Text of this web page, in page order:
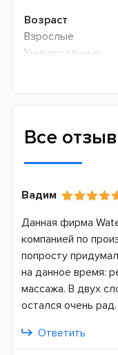
Возраст
Взрослые
Универсальные
1400
Да
Ступеней
10
Тип
Все
Вадим
Данная фирма
компанией по
попросту
на данное время:
массажа. В двух
остался очень
Ответить